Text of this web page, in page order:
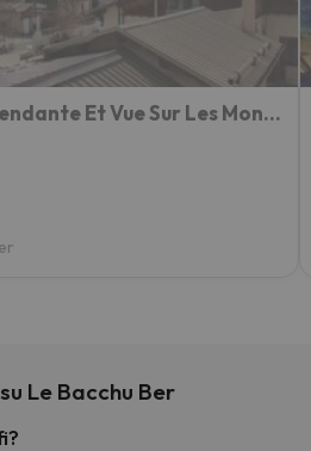
Maison Calme Indépendante Et Vue Sur Les Montagnes
Le Bacchu Ber